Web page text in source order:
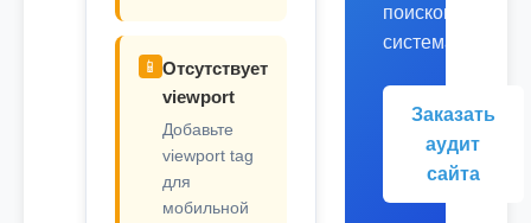
📱 Отсутствует
viewport
Добавьте
viewport tag
для
мобильной
поисковых
системах.
Заказать
аудит
сайта